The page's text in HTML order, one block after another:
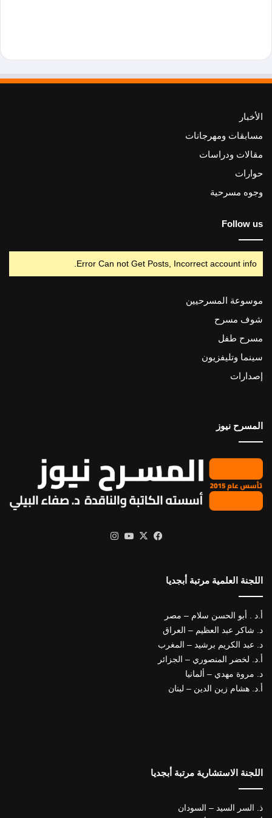
الأخبار
مسابقات ومهرجانات
مقالات ودراسات
حوارات
وجوه مسرحية
Follow us
Error Can not Get Posts, Incorrect account info.
موسوعة المسرحيين
شوف مسرح
مسرح طفل
سينما وتليفزيون
إصدارات
المسرح نيوز
فيسبوك
X يوتيوب
اللجنة العلمية مرتبة أبجديا
أ.د . أبو الحسن سلام – مصر
د. شاكر عبد العظيم – العراق
د. عبد الكريم برشيد – المغرب
أ.د. لخضر المنصوري – الجزائر
د. مروة مهدي – ألمانيا
أ.د. هشام زين الدين – لبنان
اللجنة الاستشارية مرتبة أبجديا
ذ. السر السيد – السودان